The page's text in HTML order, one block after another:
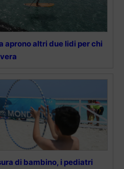
aprono altri due lidi per chi
di bambino, i pediatri